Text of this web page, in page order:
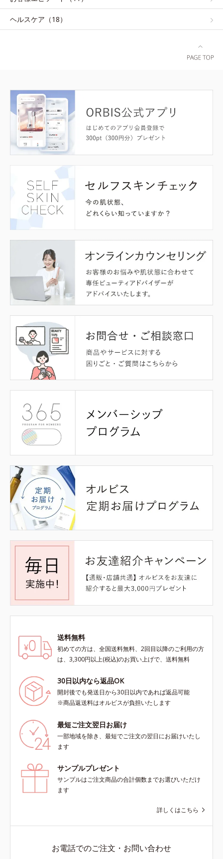
ヘルスケア（18）
送料無料
初めての方は、全国送料無料、2回目以降のご利用の方
は、3,300円以上(税込)のお買い上げで、送料無料
30日以内なら返品OK
開封後でも発送日から30日以内であれば返品可能
※商品返送料はオルビスが負担いたします
最短ご注文翌日お届け
一部地域を除き、最短でご注文の翌日にお届けいたし
ます
サンプルプレゼント
サンプルはご注文商品の合計個数までお選びいただけ
ます
詳しくはこちら
お電話でのご注文・お問い合わせ